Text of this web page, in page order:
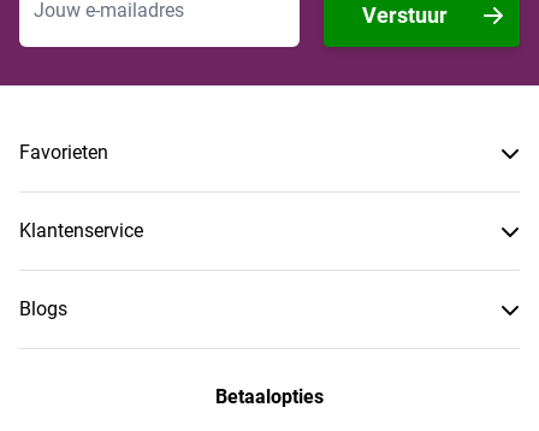
Verstuur
Favorieten
Klantenservice
Blogs
Betaalopties